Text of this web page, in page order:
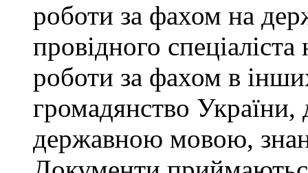
роботи за фахом на
провідного
роботи за фахом в
громадянство України,
державною мовою,